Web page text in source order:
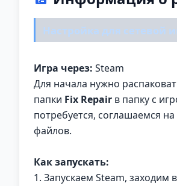
Настройка для сетевой
Игра через: Steam
Для начала нужно
папки Fix Repair в папку с
потребуется, соглашаемся
файлов.
Как запускать:
1. Запускаем Steam, заходим